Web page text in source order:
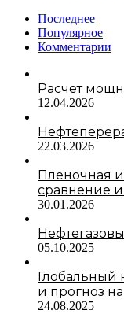
Последнее
Популярное
Комментарии
Расчет
12.04.2026
22.03.2026
Пленочная
сравнение
30.01.2026
05.10.2025
Глобальный
и прогноз
24.08.2025